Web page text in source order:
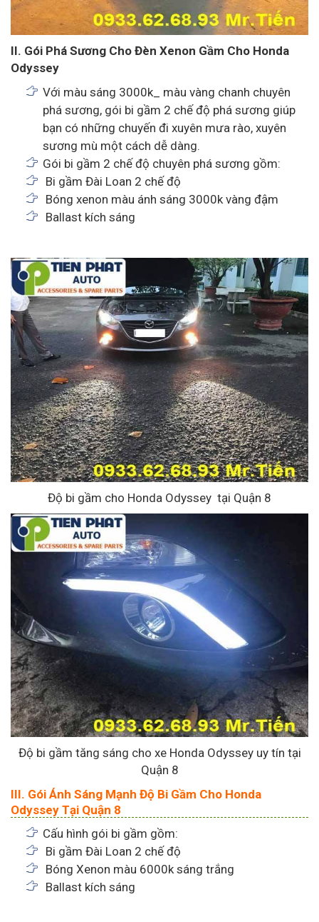
II. Gói Phá Sương Cho Đèn Xenon Gầm Cho Honda
Odyssey
Với màu sáng 3000k_ màu vàng chanh chuyên
phá sương, gói bi gầm 2 chế độ phá sương giúp
bạn có những chuyến đi xuyên mưa rào, xuyên
sương mù một cách dễ dàng.
Gói bi gầm 2 chế độ chuyên phá sương gồm:
Bi gầm Đài Loan 2 chế độ
Bóng xenon màu ánh sáng 3000k vàng đậm
Ballast kích sáng
Độ bi gầm cho Honda Odyssey tại Quận 8
Độ bi gầm tăng sáng cho xe Honda Odyssey uy tín tại
Quận 8
III. Gói Ánh Sáng Mạnh Độ Bi Gầm Cho Honda
Odyssey Tại Quận 8
Cấu hình gói bi gầm gồm:
Bi gầm Đài Loan 2 chế độ
Bóng Xenon màu 6000k sáng trắng
Ballast kích sáng